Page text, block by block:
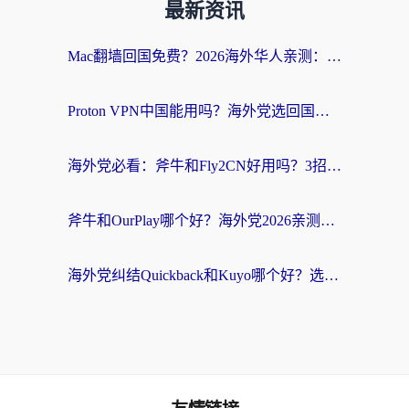
最新资讯
Mac翻墙回国免费？2026海外华人亲测：从CCTV5直播到国内APP，这样选加速器才靠谱
Proton VPN中国能用吗？海外党选回国加速器的避坑指南（附番茄加速器实测）
海外党必看：斧牛和Fly2CN好用吗？3招教你选对回国加速器（附免费试用攻略）
斧牛和OurPlay哪个好？海外党2026亲测：选对加速器，国内资源秒加载
海外党纠结Quickback和Kuyo哪个好？选对回国加速器才能无缝刷国内资源